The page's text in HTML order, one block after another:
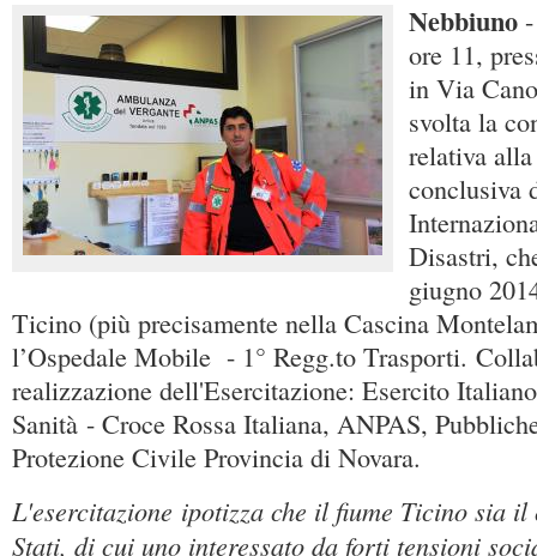
Nebbiuno
ore 11,
in Via
svolta la
relativa
conclusiva
Disastri,
giugno
Ticino (più precisamente nella Cascina
l’Ospedale Mobile - 1° Regg.to Trasporti.
realizzazione dell'Esercitazione: Esercito
Sanità - Croce Rossa Italiana, ANPAS,
Protezione Civile Provincia di Novara.
L'esercitazione ipotizza che il fiume Ticino sia il
Stati, di cui uno interessato da forti tensioni